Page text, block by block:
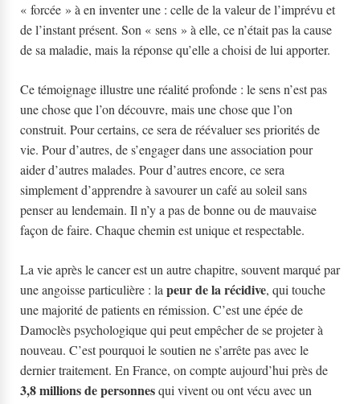
« forcée » à en inventer une : celle de la valeur de l’imprévu et
de l’instant présent. Son « sens » à elle, ce n’était pas la cause
de sa maladie, mais la réponse qu’elle a choisi de lui apporter.
Ce témoignage illustre une réalité profonde : le sens n’est pas
une chose que l’on découvre, mais une chose que l’on
construit. Pour certains, ce sera de réévaluer ses priorités de
vie. Pour d’autres, de s’engager dans une association pour
aider d’autres malades. Pour d’autres encore, ce sera
simplement d’apprendre à savourer un café au soleil sans
penser au lendemain. Il n’y a pas de bonne ou de mauvaise
façon de faire. Chaque chemin est unique et respectable.
La vie après le cancer est un autre chapitre, souvent marqué par
une angoisse particulière : lapeur de la récidive, qui touche
une majorité de patients en rémission. C’est une épée de
Damoclès psychologique qui peut empêcher de se projeter à
nouveau. C’est pourquoi le soutien ne s’arrête pas avec le
dernier traitement. En France, on compte aujourd’hui près de
3,8 millions de personnesqui vivent ou ont vécu avec un